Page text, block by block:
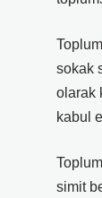
sokak
olarak
kabul
simit